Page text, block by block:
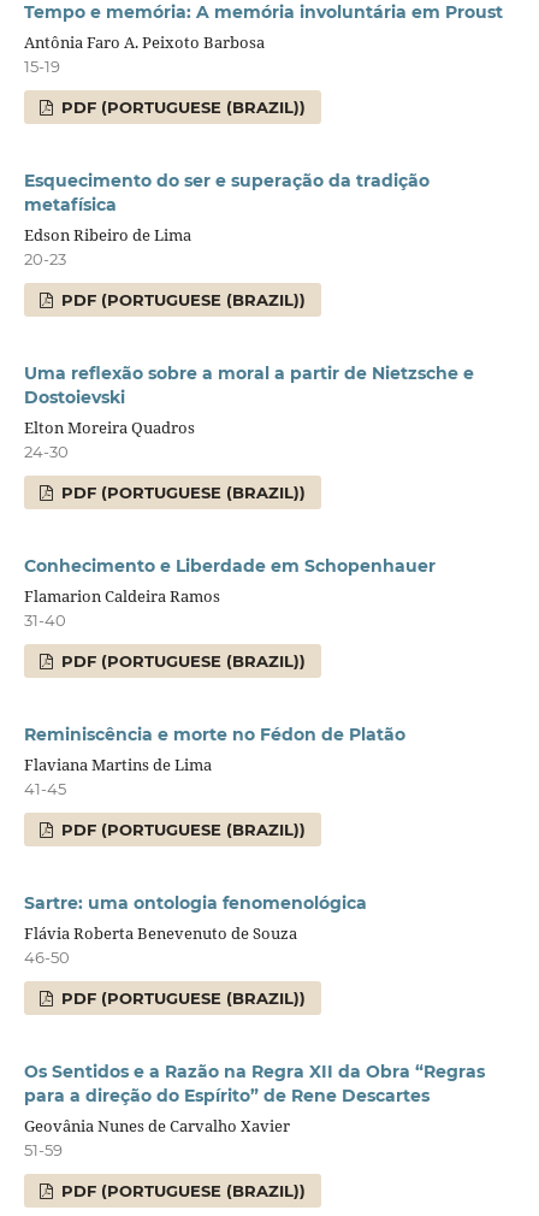
Tempo e memória: A memória involuntária em Proust
Antônia Faro A. Peixoto Barbosa
15-19
PDF (PORTUGUESE (BRAZIL))
Esquecimento do ser e superação da tradição
metafísica
Edson Ribeiro de Lima
20-23
PDF (PORTUGUESE (BRAZIL))
Uma reflexão sobre a moral a partir de Nietzsche e
Dostoievski
Elton Moreira Quadros
24-30
PDF (PORTUGUESE (BRAZIL))
Conhecimento e Liberdade em Schopenhauer
Flamarion Caldeira Ramos
31-40
PDF (PORTUGUESE (BRAZIL))
Reminiscência e morte no Fédon de Platão
Flaviana Martins de Lima
41-45
PDF (PORTUGUESE (BRAZIL))
Sartre: uma ontologia fenomenológica
Flávia Roberta Benevenuto de Souza
46-50
PDF (PORTUGUESE (BRAZIL))
Os Sentidos e a Razão na Regra XII da Obra “Regras
para a direção do Espírito” de Rene Descartes
Geovânia Nunes de Carvalho Xavier
51-59
PDF (PORTUGUESE (BRAZIL))